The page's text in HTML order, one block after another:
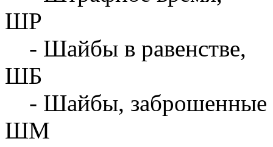
ШР
- Шайбы в равенстве,
ШБ
- Шайбы, заброшенные
ШМ